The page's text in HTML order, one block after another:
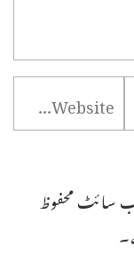
سائٹ محفوظ